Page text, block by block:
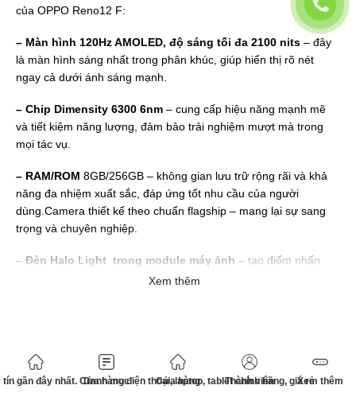
gần đây nhất. Cửa hàng điện thoại, laptop, tablet chính hãng, giá rẻ
Danh mục Cửa hàng Thành viên Xem thêm
của OPPO Reno12 F:
– Màn hình 120Hz AMOLED, độ sáng tối đa 2100 nits – đây
là màn hình sáng nhất trong phân khúc, giúp hiển thị rõ nét
ngay cả dưới ánh sáng mạnh.
– Chip Dimensity 6300 6nm – cung cấp hiệu năng mạnh mẽ
và tiết kiệm năng lượng, đảm bảo trải nghiệm mượt mà trong
mọi tác vụ.
– RAM/ROM 8GB/256GB – không gian lưu trữ rộng rãi và khả
năng đa nhiệm xuất sắc, đáp ứng tốt nhu cầu của người
dùng.Camera thiết kế theo chuẩn flagship – mang lại sự sang
trọng và chuyên nghiệp.
– Đèn Halo Light trong module máy ảnh – tạo điểm nhấn
độc đáo và hỗ trợ thông báo trực quan.
–Camera trước: 32MP– lý tưởng cho việc chụp ảnh selfie chất
Xem thêm